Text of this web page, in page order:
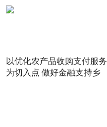
以优化农产品收购支付服务
为切入点 做好金融支持乡